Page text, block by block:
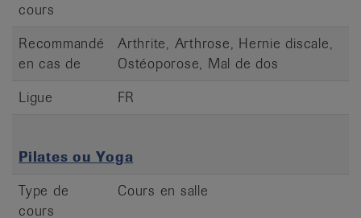
cours
Recommandé
en cas de
Arthrite, Arthrose, Hernie discale,
Ostéoporose, Mal de dos
Ligue
FR
Pilates ou Yoga
Type de
cours
Cours en salle